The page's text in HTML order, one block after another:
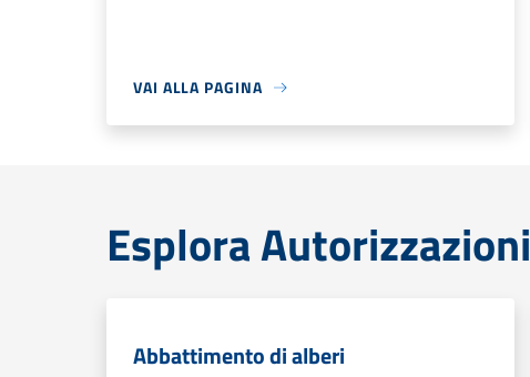
VAI ALLA PAGINA
Esplora Autorizzazioni
Abbattimento di alberi